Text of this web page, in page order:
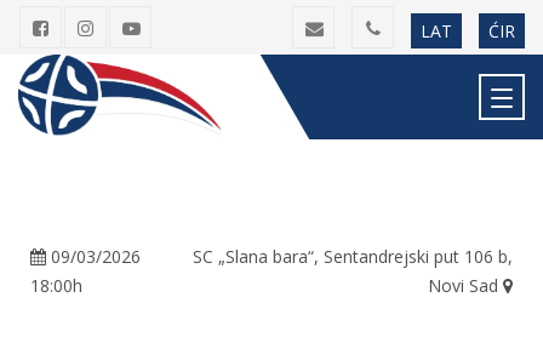
LAT ĆIR
09/03/2026
18:00h
SC „Slana bara“, Sentandrejski put 106 b,
Novi Sad